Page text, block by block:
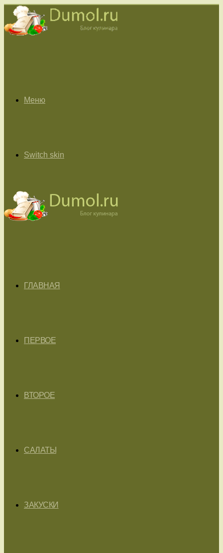
Меню
Switch skin
ГЛАВНАЯ
ПЕРВОЕ
ВТОРОЕ
САЛАТЫ
ЗАКУСКИ